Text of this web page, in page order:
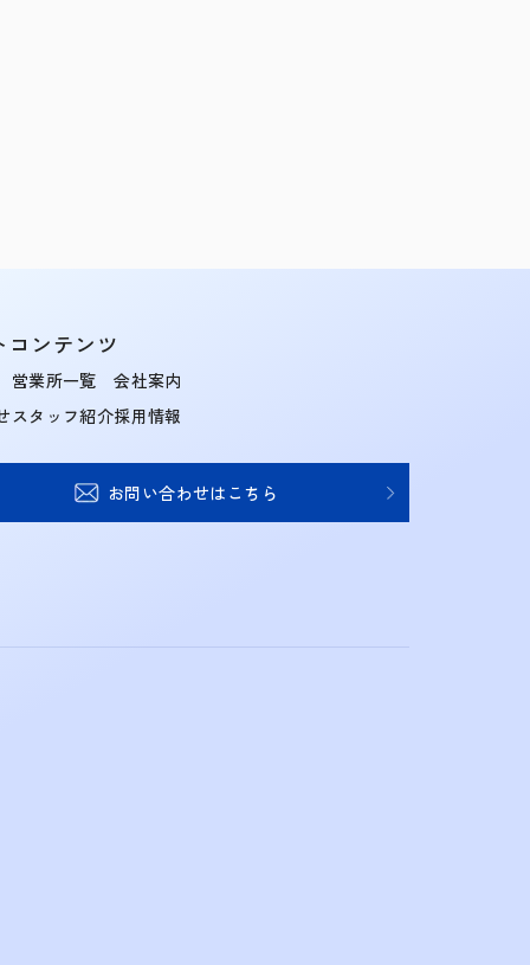
コンテンツ
営業所一覧
スタッフ紹介
会社案内
採用情報
お問い合わせはこちら